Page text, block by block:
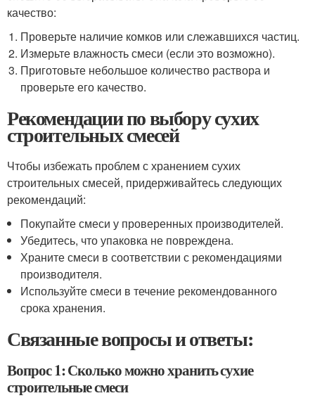
качество:
Проверьте наличие комков или слежавшихся частиц.
Измерьте влажность смеси (если это возможно).
Приготовьте небольшое количество раствора и
проверьте его качество.
Рекомендации по выбору сухих
строительных смесей
Чтобы избежать проблем с хранением сухих
строительных смесей, придерживайтесь следующих
рекомендаций:
Покупайте смеси у проверенных производителей.
Убедитесь, что упаковка не повреждена.
Храните смеси в соответствии с рекомендациями
производителя.
Используйте смеси в течение рекомендованного
срока хранения.
Связанные вопросы и ответы:
Вопрос 1: Сколько можно хранить сухие
строительные смеси